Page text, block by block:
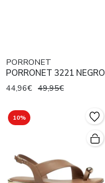
PORRONET
PORRONET 3221 NEGRO
44,96€ 49,95€
10%